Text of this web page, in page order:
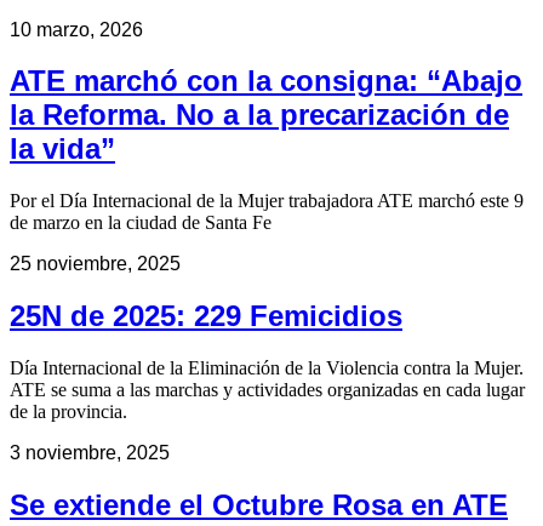
10 marzo, 2026
ATE marchó con la consigna: “Abajo
la Reforma. No a la precarización de
la vida”
Por el Día Internacional de la Mujer trabajadora ATE marchó este 9
de marzo en la ciudad de Santa Fe
25 noviembre, 2025
25N de 2025: 229 Femicidios
Día Internacional de la Eliminación de la Violencia contra la Mujer.
ATE se suma a las marchas y actividades organizadas en cada lugar
de la provincia.
3 noviembre, 2025
Se extiende el Octubre Rosa en ATE